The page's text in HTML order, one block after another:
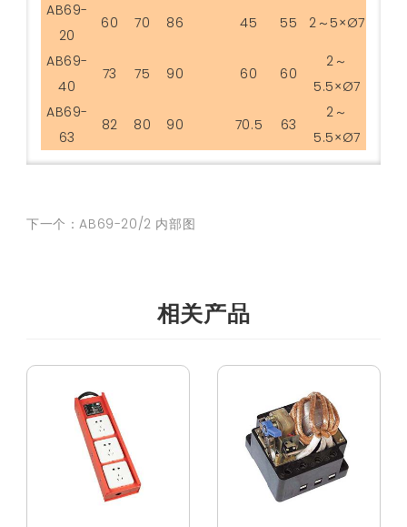
AB69-
20
60 70 86 45 55 2～5×Ø7
AB69-
40
73 75 90 60 60
2～
5.5×Ø7
AB69-
63
82 80 90 70.5 63
2～
5.5×Ø7
下一个：AB69-20/2 内部图
相关产品